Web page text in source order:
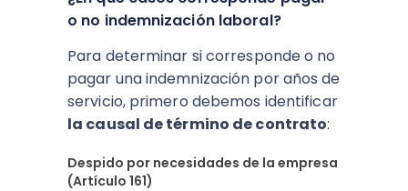
o no indemnización laboral?
Para determinar si corresponde o no
pagar una indemnización por años de
servicio, primero debemos identificar
la causal de término de contrato:
Despido por necesidades de la empresa
(Artículo 161)